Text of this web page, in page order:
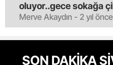
Merve Akaydın - 2 yıl önce
oluyor..gece sokağa
saciyorlar.araba ve
gldemiyoruz.artik
alan tipler yüzünden
masum algısı
SON DAKİKA